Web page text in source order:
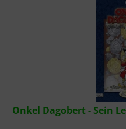
Onkel Dagobert - Sein